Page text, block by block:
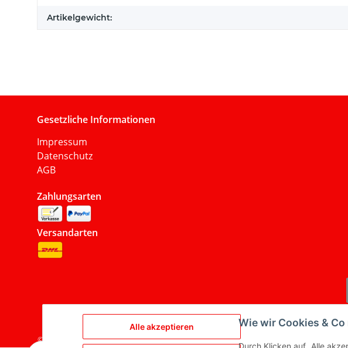
Artikelgewicht:
Gesetzliche Informationen
Impressum
Datenschutz
AGB
Zahlungsarten
Versandarten
* Alle
© 2024. Alutec Metallbau GmbH
Alle akzeptieren Wie wir Cookies &